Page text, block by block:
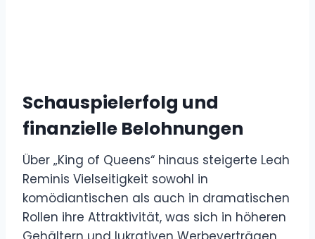
Schauspielerfolg und
finanzielle Belohnungen
Über „King of Queens“ hinaus steigerte Leah
Reminis Vielseitigkeit sowohl in
komödiantischen als auch in dramatischen
Rollen ihre Attraktivität, was sich in höheren